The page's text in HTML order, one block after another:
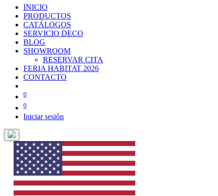
INICIO
PRODUCTOS
CATÁLOGOS
SERVICIO DECO
BLOG
SHOWROOM
RESERVAR CITA
FERIA HABITAT 2026
CONTACTO
0
0
Iniciar sesión